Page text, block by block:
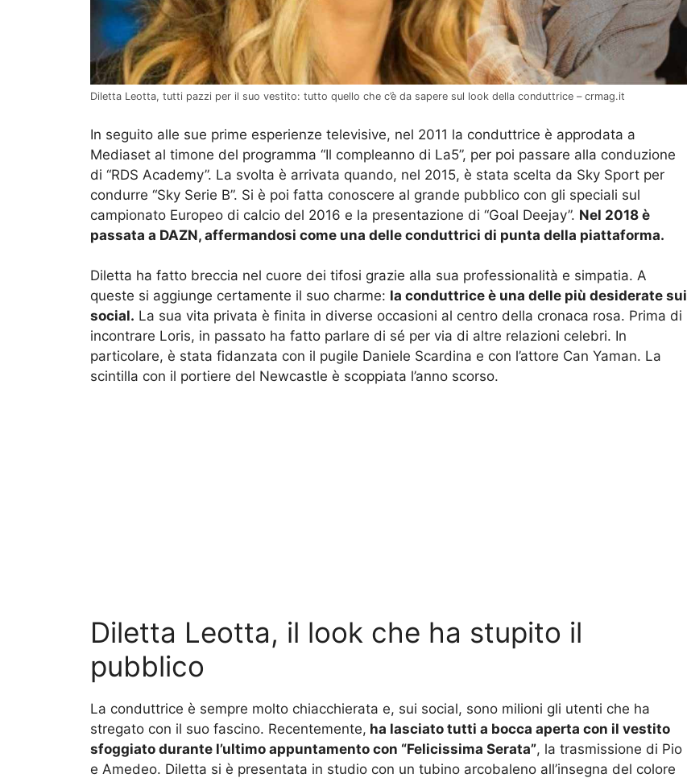
Diletta Leotta, tutti pazzi per il suo vestito: tutto quello che c’è da sapere sul look della conduttrice – crmag.it
In seguito alle sue prime esperienze televisive, nel 2011 la conduttrice è approdata a
Mediaset al timone del programma “Il compleanno di La5”, per poi passare alla conduzione
di “RDS Academy”. La svolta è arrivata quando, nel 2015, è stata scelta da Sky Sport per
condurre “Sky Serie B”. Si è poi fatta conoscere al grande pubblico con gli speciali sul
campionato Europeo di calcio del 2016 e la presentazione di “Goal Deejay”. Nel 2018 è
passata a DAZN, affermandosi come una delle conduttrici di punta della piattaforma.
Diletta ha fatto breccia nel cuore dei tifosi grazie alla sua professionalità e simpatia. A
queste si aggiunge certamente il suo charme: la conduttrice è una delle più desiderate sui
social. La sua vita privata è finita in diverse occasioni al centro della cronaca rosa. Prima di
incontrare Loris, in passato ha fatto parlare di sé per via di altre relazioni celebri. In
particolare, è stata fidanzata con il pugile Daniele Scardina e con l’attore Can Yaman. La
scintilla con il portiere del Newcastle è scoppiata l’anno scorso.
Diletta Leotta, il look che ha stupito il
pubblico
La conduttrice è sempre molto chiacchierata e, sui social, sono milioni gli utenti che ha
stregato con il suo fascino. Recentemente, ha lasciato tutti a bocca aperta con il vestito
sfoggiato durante l’ultimo appuntamento con “Felicissima Serata”, la trasmissione di Pio
e Amedeo. Diletta si è presentata in studio con un tubino arcobaleno all’insegna del colore